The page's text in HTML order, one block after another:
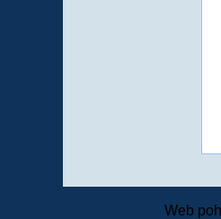
Web